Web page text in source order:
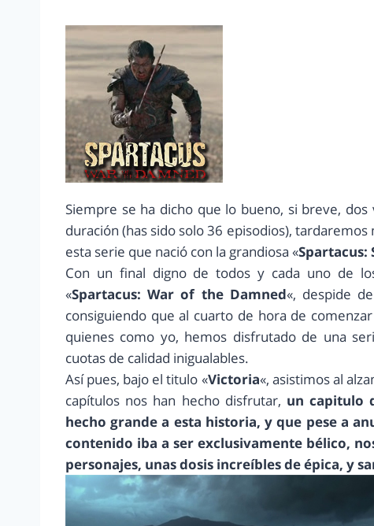
Siempre se ha dicho que lo bueno, si breve,
duración (has sido solo 36 episodios),
esta serie que nació con la grandiosa «Spartacus:
Con un final digno de todos y cada uno de
«Spartacus: War of the Damned«, despide
consiguiendo que al cuarto de hora de
quienes como yo, hemos disfrutado de una
cuotas de calidad inigualables.
Así pues, bajo el titulo «Victoria«, asistimos al
capítulos nos han hecho disfrutar, un capitulo
hecho grande a esta historia, y que pese a
contenido iba a ser exclusivamente bélico,
personajes, unas dosis increíbles de épica, y